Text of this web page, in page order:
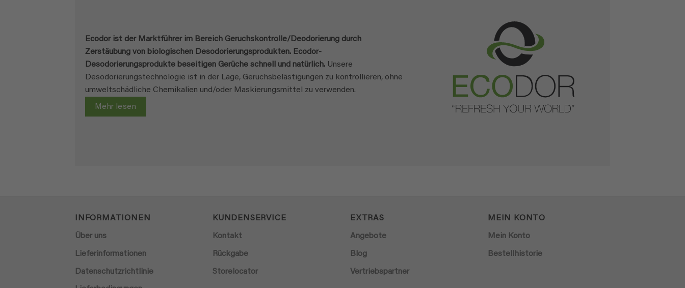
Ecodor ist der Marktführer im Bereich Geruchskontrolle/Deodorierung durch
Zerstäubung von biologischen Desodorierungsprodukten. Ecodor-
Desodorierungsprodukte beseitigen Gerüche schnell und natürlich. Unsere
Desodorierungstechnologie ist in der Lage, Geruchsbelästigungen zu kontrollieren, ohne
umweltschädliche Chemikalien und/oder Maskierungsmittel zu verwenden.
Mehr lesen
INFORMATIONEN
Über uns
Lieferinformationen
Datenschutzrichtlinie
KUNDENSERVICE
Kontakt
Rückgabe
Storelocator
EXTRAS
Angebote
Blog
Vertriebspartner
MEIN KONTO
Mein Konto
Bestellhistorie